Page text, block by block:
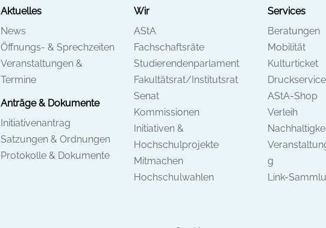
Aktuelles
News
Öffnungs- & Sprechzeiten
Veranstaltungen &
Termine
Anträge & Dokumente
Initiativenantrag
Satzungen & Ordnungen
Protokolle & Dokumente
Wir
AStA
Fachschaftsräte
Studierendenparlament
Fakultätsrat/Institutsrat
Senat
Kommissionen
Initiativen &
Hochschulprojekte
Mitmachen
Hochschulwahlen
Services
Beratungen
Mobilität
Kulturticket
Druckservice
AStA-Shop
Verleih
g
Link-